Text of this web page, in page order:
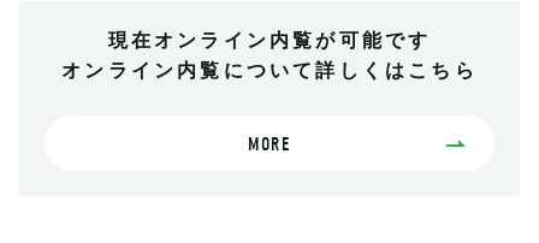
現在オンライン内覧が可能です
オンライン内覧について詳しくはこちら
MORE